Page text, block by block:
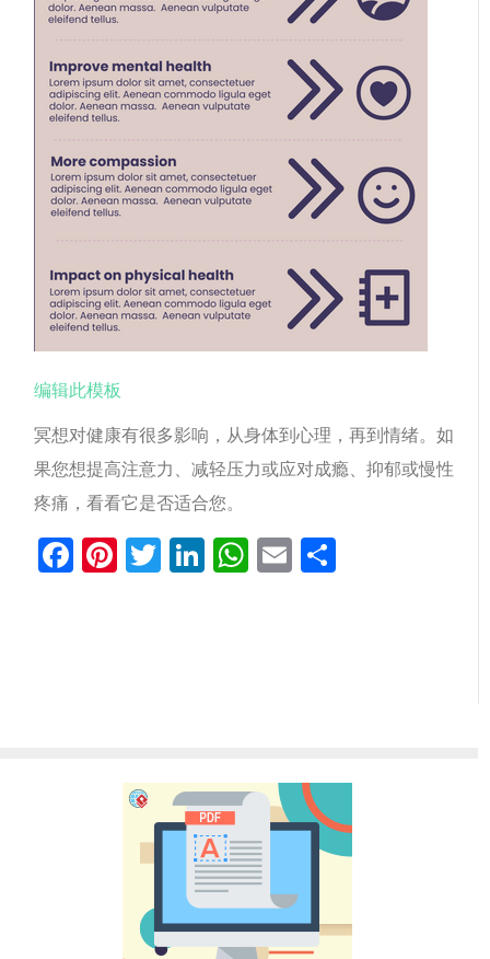
编辑此模板
冥想对健康有很多影响，从身体到心理，再到情绪。如
果您想提高注意力、减轻压力或应对成瘾、抑郁或慢性
疼痛，看看它是否适合您。
Facebook
Pinterest
Twitter
LinkedIn
WhatsApp
Email